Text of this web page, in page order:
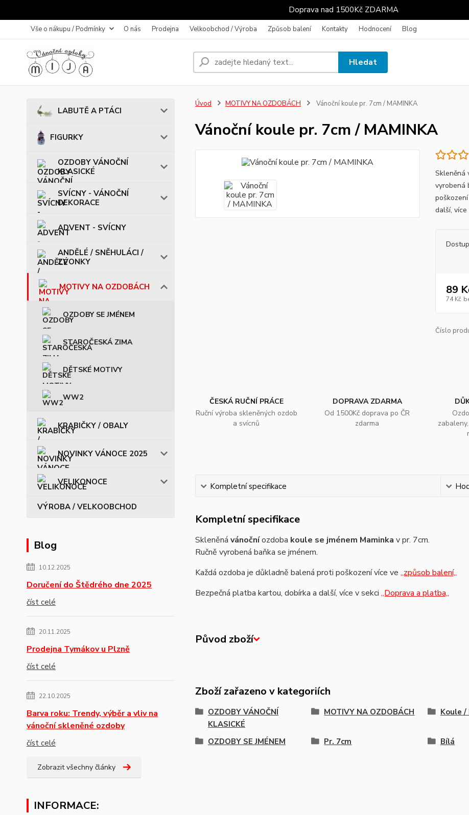
Doprava nad 1500Kč ZDARMA
Vše o nákupu / Podmínky O nás Prodejna Velkoobchod / Výroba Způsob balení Kontakty Hodnocení Blog
Hledat
LABUTĚ A PTÁCI
FIGURKY
OZDOBY VÁNOČNÍ
KLASICKÉ
SVÍCNY - VÁNOČNÍ
DEKORACE
ADVENT - SVÍCNY
ANDĚLÉ / SNĚHULÁCI /
ZVONKY
MOTIVY NA OZDOBÁCH
OZDOBY SE JMÉNEM
STAROČESKÁ ZIMA
DĚTSKÉ MOTIVY
WW2
KRABIČKY / OBALY
NOVINKY VÁNOCE 2025
VELIKONOCE
VÝROBA / VELKOOBCHOD
Blog
10.12.2025
Doručení do Štědrého dne 2025
číst celé
20.11.2025
Prodejna Tymákov u Plzně
číst celé
22.10.2025
Barva roku: Trendy, výběr a vliv na
vánoční skleněné ozdoby
číst celé
Zobrazit všechny články
INFORMACE:
Úvod MOTIVY NA OZDOBÁCH Vánoční koule pr. 7cm / MAMINKA
Vánoční koule pr. 7cm / MAMINKA
Skleněná
vyrobená
další,
89
74 Kč
Číslo
ČESKÁ RUČNÍ PRÁCE
Ruční výroba skleněných ozdob
a svícnů
DOPRAVA ZDARMA
Od 1500Kč doprava po ČR
zdarma
Kompletní specifikace
Kompletní specifikace
Skleněná vánočníozdoba koule se jménem Maminka v pr. 7cm.
Ručně vyrobená baňka se jménem.
Každá ozdoba je důkladně balená proti poškození více ve ,,způsob balení,,
Bezpečná platba kartou, dobírka a další, více v sekci ,,Doprava a platba,,
Původ zboží
Zboží zařazeno v kategoriích
OZDOBY VÁNOČNÍ
KLASICKÉ
MOTIVY NA OZDOBÁCH Koule /
OZDOBY SE JMÉNEM Pr. 7cm Bílá